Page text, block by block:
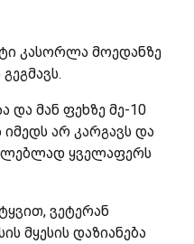
კასორლა მოედანზე
და მან ფეხზე მე-10
არ კარგავს და
ყველაფერს
ვეტერან
მყესის დაზიანება